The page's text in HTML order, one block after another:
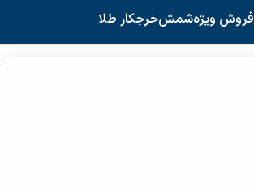
فروش ویژهشمشخرجکار طلا